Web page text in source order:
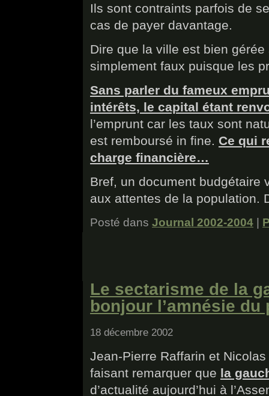
Ils sont contraints parfois de
cas de payer davantage.
Dire que la ville est bien
simplement faux puisque les
Sans parler du fameux
intérêts, le capital étant
l’emprunt car les taux sont
est remboursé in fine. Ce qui
charge financière…
Bref, un document budgétaire
aux attentes de la population.
Posté dans Journal 2002-2004 |
Le sectarisme de la
bonjour l’amnésie du
18 décembre 2002
Jean-Pierre Raffarin et
faisant remarquer que la
d’actualité aujourd’hui à